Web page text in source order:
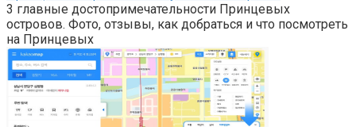
3 главные достопримечательности Принцевых
островов. Фото, отзывы, как добраться и что посмотреть
на Принцевых